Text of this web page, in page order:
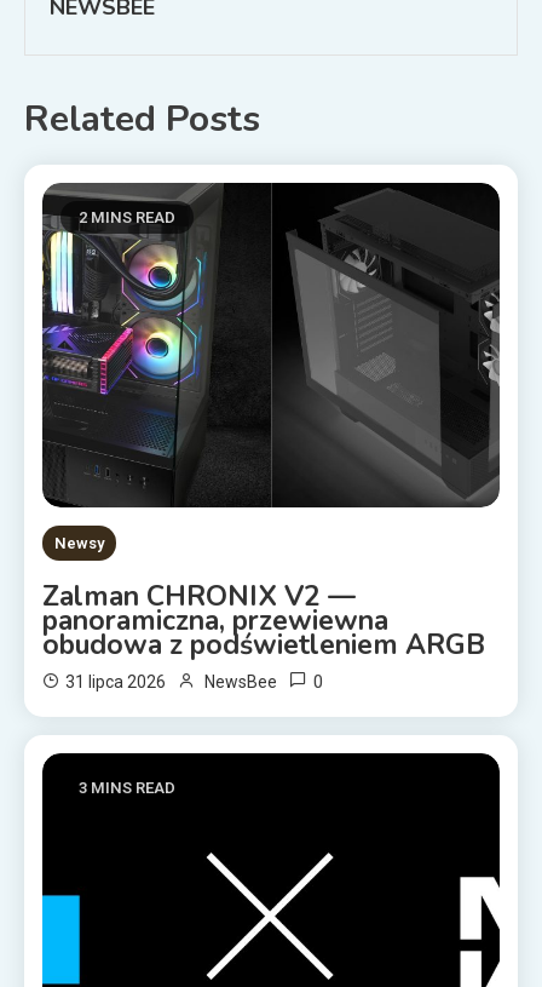
NEWSBEE
Related Posts
2 MINS READ
Newsy
Zalman CHRONIX V2 —
panoramiczna, przewiewna
obudowa z podświetleniem ARGB
31 lipca 2026 NewsBee 0
3 MINS READ